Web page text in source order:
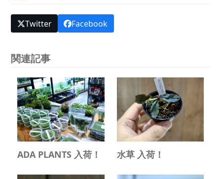
Twitter Facebook
関連記事
ADA PLANTS 入荷！ 水草 入荷！